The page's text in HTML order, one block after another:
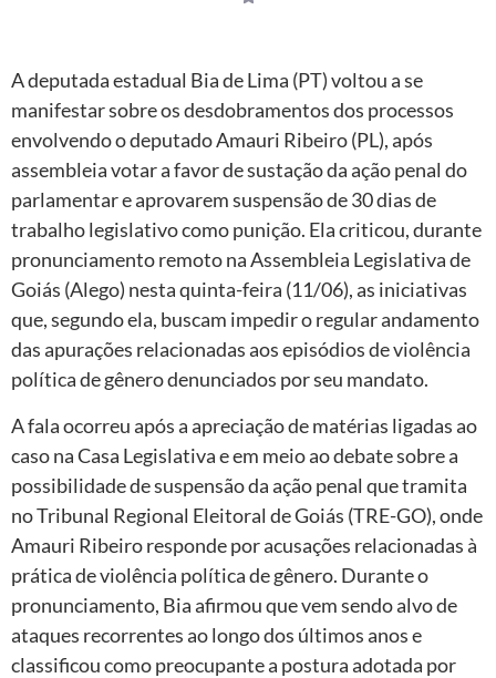
A deputada estadual Bia de Lima (PT) voltou a se
manifestar sobre os desdobramentos dos processos
envolvendo o deputado Amauri Ribeiro (PL), após
assembleia votar a favor de sustação da ação penal do
parlamentar e aprovarem suspensão de 30 dias de
trabalho legislativo como punição. Ela criticou, durante
pronunciamento remoto na Assembleia Legislativa de
Goiás (Alego) nesta quinta-feira (11/06), as iniciativas
que, segundo ela, buscam impedir o regular andamento
das apurações relacionadas aos episódios de violência
política de gênero denunciados por seu mandato.
A fala ocorreu após a apreciação de matérias ligadas ao
caso na Casa Legislativa e em meio ao debate sobre a
possibilidade de suspensão da ação penal que tramita
no Tribunal Regional Eleitoral de Goiás (TRE-GO), onde
Amauri Ribeiro responde por acusações relacionadas à
prática de violência política de gênero. Durante o
pronunciamento, Bia afirmou que vem sendo alvo de
ataques recorrentes ao longo dos últimos anos e
classificou como preocupante a postura adotada por